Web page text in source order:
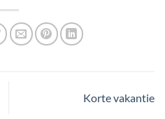
Korte vakantie